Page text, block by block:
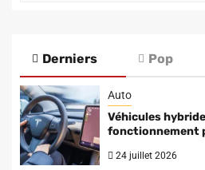
Derniers Pop
Auto
Véhicules
fonctionnement
24 juillet 2026